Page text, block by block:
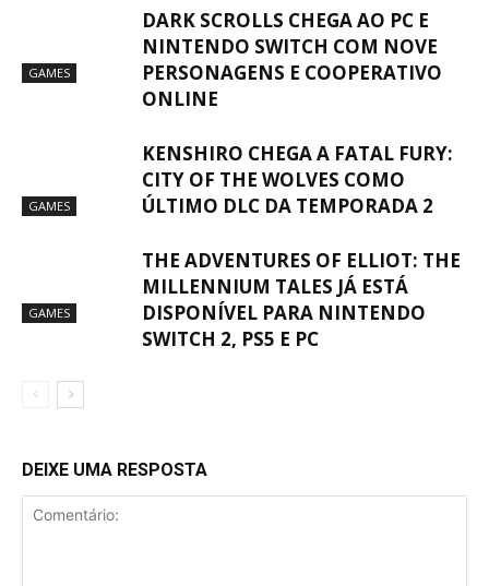
GAMES
DARK SCROLLS CHEGA AO PC E
NINTENDO SWITCH COM NOVE
PERSONAGENS E COOPERATIVO
ONLINE
GAMES
KENSHIRO CHEGA A FATAL FURY:
CITY OF THE WOLVES COMO
ÚLTIMO DLC DA TEMPORADA 2
GAMES
THE ADVENTURES OF ELLIOT: THE
MILLENNIUM TALES JÁ ESTÁ
DISPONÍVEL PARA NINTENDO
SWITCH 2, PS5 E PC
DEIXE UMA RESPOSTA